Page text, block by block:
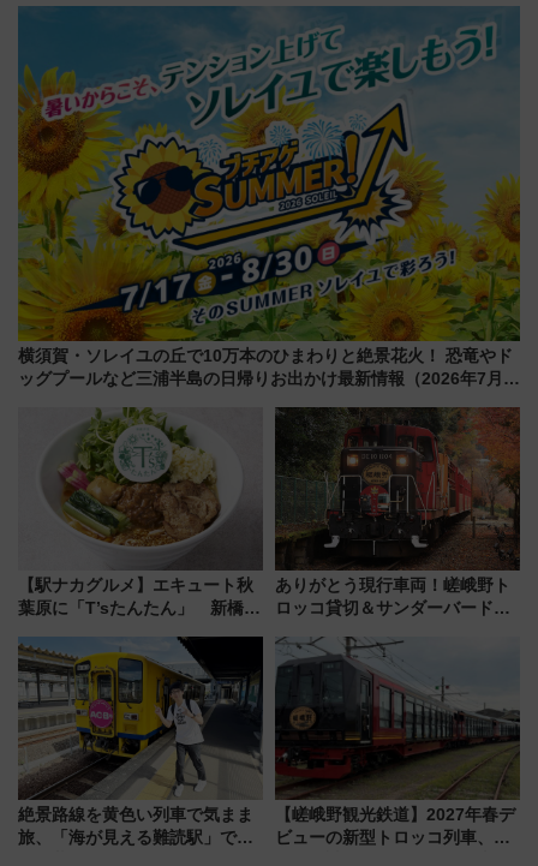
にする一冊
横須賀・ソレイユの丘で10万本のひまわりと絶景花火！ 恐竜やド
ッグプールなど三浦半島の日帰りお出かけ最新情報（2026年7月
【駅ナカグルメ】エキュート秋
葉原に「T’sたんたん」 新橋に
饅」、オムライス専門店「肉と
たまご」新グルメ続々登場！
【2026年8月】
ありがとう現行車両！嵯峨野ト
ロッコ貸切＆サンダーバードレ
斉藤雪乃＆福原トシヒロと行
く！9月13日「京都の鉄道満喫
ツアー」開催
絶景路線を黄色い列車で気まま
旅、「海が見える難読駅」で幸
【嵯峨野観光鉄道】2027年春デ
ビューの新型トロッコ列車、い